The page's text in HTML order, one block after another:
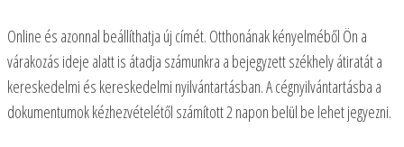
Online és azonnal beállíthatja új címét. Otthonának kényelméből Ön a
várakozás ideje alatt is átadja számunkra a bejegyzett székhely átiratát a
kereskedelmi és kereskedelmi nyilvántartásban. A cégnyilvántartásba a
dokumentumok kézhezvételétől számított 2 napon belül be lehet jegyezni.